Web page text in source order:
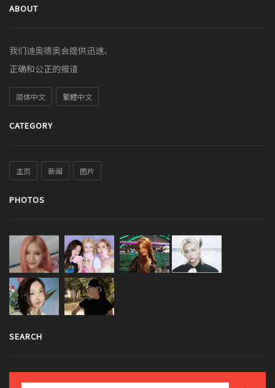
ABOUT
我们迪奥德奥会提供迅速、
正确和公正的报道
简体中文 繁體中文
CATEGORY
主页 新闻 图片
PHOTOS
SEARCH